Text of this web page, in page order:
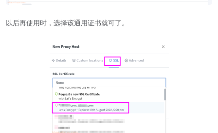
以后再使用时，选择该通用证书就可了。